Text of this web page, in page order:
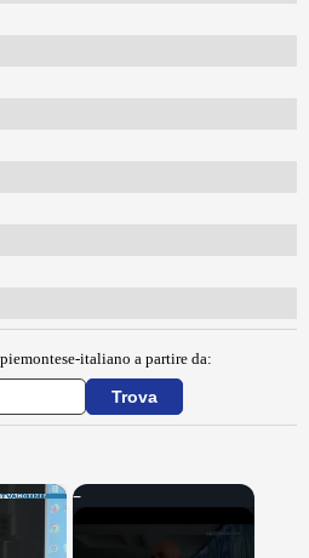
italiano a partire da:
×